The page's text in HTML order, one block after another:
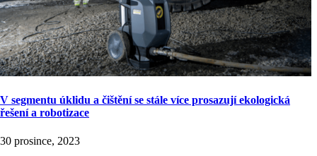
V segmentu úklidu a čištění se stále více prosazují ekologická
řešení a robotizace
30 prosince, 2023